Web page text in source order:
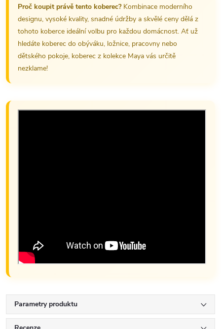
Proč koupit právě tento koberec?Kombinace moderního
designu, vysoké kvality, snadné údržby a skvělé ceny dělá z
tohoto koberce ideální volbu pro každou domácnost. Ať už
hledáte koberec do obýváku, ložnice, pracovny nebo
dětského pokoje, koberec z kolekce Maya vás určitě
nezklame!
Parametry produktu